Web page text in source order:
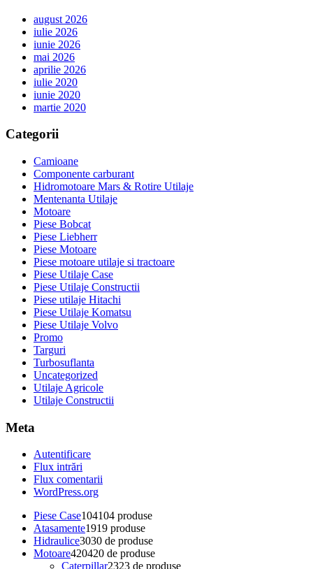
august 2026
iulie 2026
iunie 2026
mai 2026
aprilie 2026
iulie 2020
iunie 2020
martie 2020
Categorii
Camioane
Componente carburant
Hidromotoare Mars & Rotire Utilaje
Mentenanta Utilaje
Motoare
Piese Bobcat
Piese Liebherr
Piese Motoare
Piese motoare utilaje si tractoare
Piese Utilaje Case
Piese Utilaje Constructii
Piese utilaje Hitachi
Piese Utilaje Komatsu
Piese Utilaje Volvo
Promo
Targuri
Turbosuflanta
Uncategorized
Utilaje Agricole
Utilaje Constructii
Meta
Autentificare
Flux intrări
Flux comentarii
WordPress.org
Piese Case104104 produse
Atasamente1919 produse
Hidraulice3030 de produse
Motoare420420 de produse
Caterpillar2323 de produse